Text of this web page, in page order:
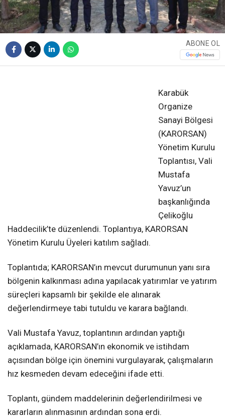
ABONE OL
Karabük
Organize
Sanayi Bölgesi
(KARORSAN)
Yönetim Kurulu
Toplantısı, Vali
Mustafa
Yavuz’un
başkanlığında
Çelikoğlu
Haddecilik’te düzenlendi. Toplantıya, KARORSAN
Yönetim Kurulu Üyeleri katılım sağladı.
Toplantıda; KARORSAN’ın mevcut durumunun yanı sıra
bölgenin kalkınması adına yapılacak yatırımlar ve yatırım
süreçleri kapsamlı bir şekilde ele alınarak
değerlendirmeye tabi tutuldu ve karara bağlandı.
Vali Mustafa Yavuz, toplantının ardından yaptığı
açıklamada, KARORSAN’ın ekonomik ve istihdam
açısından bölge için önemini vurgulayarak, çalışmaların
hız kesmeden devam edeceğini ifade etti.
Toplantı, gündem maddelerinin değerlendirilmesi ve
kararların alınmasının ardından sona erdi.